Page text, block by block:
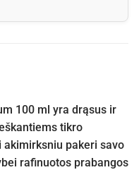
100 ml yra drąsus ir
tikro
pakeri savo
rafinuotos prabangos